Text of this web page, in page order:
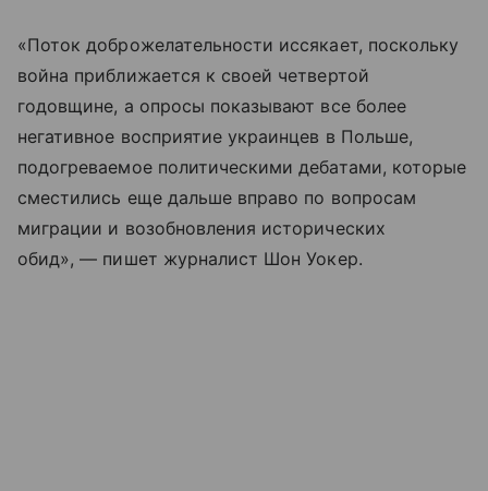
«Поток доброжелательности иссякает, поскольку
война приближается к своей четвертой
годовщине, а опросы показывают все более
негативное восприятие украинцев в Польше,
подогреваемое политическими дебатами, которые
сместились еще дальше вправо по вопросам
миграции и возобновления исторических
обид», — пишет журналист Шон Уокер.